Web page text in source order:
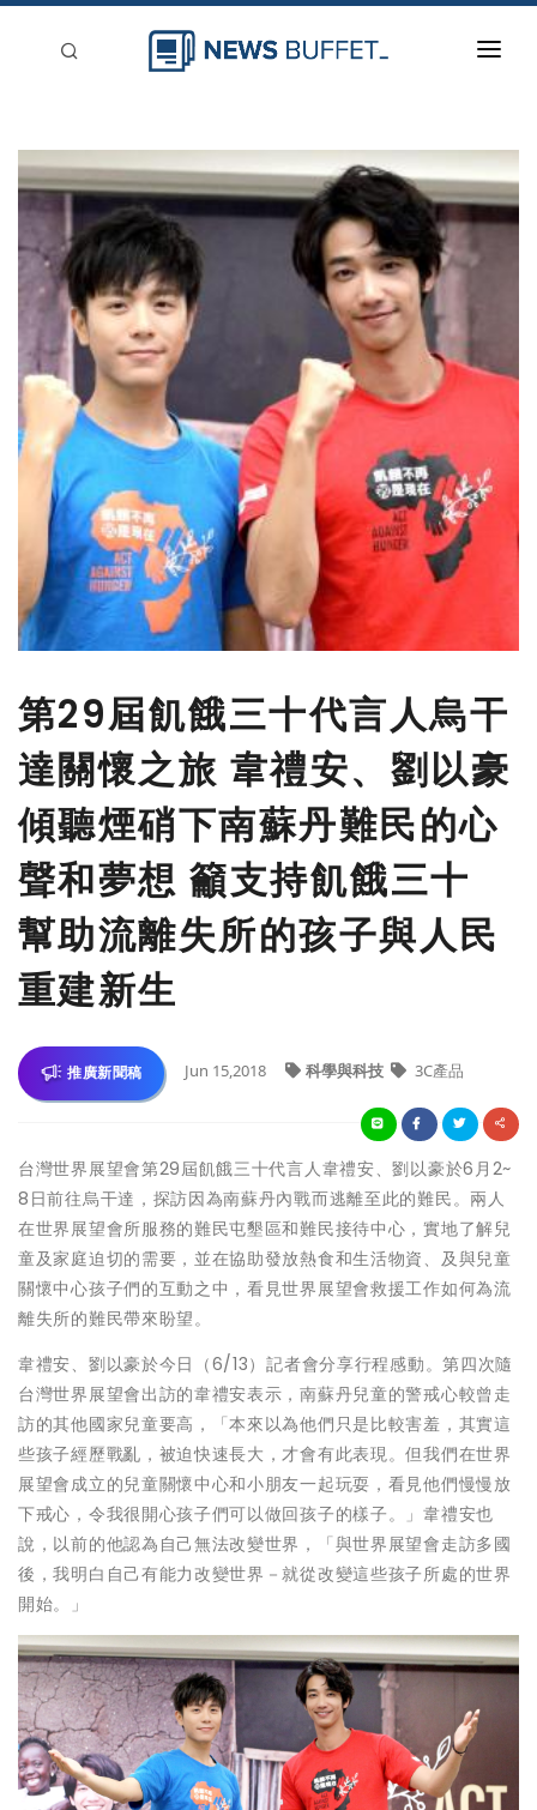
新聞稿分類
刊登
第29屆飢餓三十代言人烏干
達關懷之旅 韋禮安、劉以豪
傾聽煙硝下南蘇丹難民的心
聲和夢想 籲支持飢餓三十
幫助流離失所的孩子與人民
重建新生
推廣新聞稿 Jun 15,2018 科學與科技 3C產品
台灣世界展望會第29屆飢餓三十代言人韋禮安、劉以豪於6月2~
8日前往烏干達，探訪因為南蘇丹內戰而逃離至此的難民。兩人
在世界展望會所服務的難民屯墾區和難民接待中心，實地了解兒
童及家庭迫切的需要，並在協助發放熱食和生活物資、及與兒童
關懷中心孩子們的互動之中，看見世界展望會救援工作如何為流
離失所的難民帶來盼望。
韋禮安、劉以豪於今日（6/13）記者會分享行程感動。第四次隨
台灣世界展望會出訪的韋禮安表示，南蘇丹兒童的警戒心較曾走
訪的其他國家兒童要高，「本來以為他們只是比較害羞，其實這
些孩子經歷戰亂，被迫快速長大，才會有此表現。但我們在世界
展望會成立的兒童關懷中心和小朋友一起玩耍，看見他們慢慢放
下戒心，令我很開心孩子們可以做回孩子的樣子。」韋禮安也
說，以前的他認為自己無法改變世界，「與世界展望會走訪多國
後，我明白自己有能力改變世界－就從改變這些孩子所處的世界
開始。」